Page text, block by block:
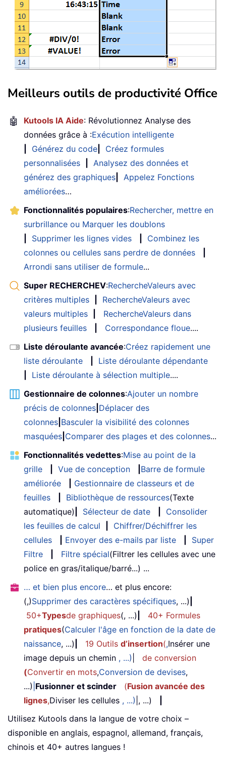
Meilleurs outils de productivité Office
🤖 Kutools IA Aide: Révolutionnez Analyse des
données grâce à :Exécution intelligente
Générez du code
Créez formules
personnalisées
Analysez des données et
générez des graphiques
Appelez Fonctions
améliorées…
Fonctionnalités populaires:Rechercher, mettre en
surbrillance ou Marquer les doublons
Supprimer les lignes vides
Combinez les
colonnes ou cellules sans perdre de données
Arrondi sans utiliser de formule...
Super RECHERCHEV:RechercheValeurs avec
critères multiples
RechercheValeurs avec
valeurs multiples
RechercheValeurs dans
plusieurs feuilles
Correspondance floue....
Liste déroulante avancée:Créez rapidement une
liste déroulante
Liste déroulante dépendante
Liste déroulante à sélection multiple....
Gestionnaire de colonnes:Ajouter un nombre
précis de colonnes Déplacer des
colonnes Basculer la visibilité des colonnes
masquées Comparer des plages et des colonnes...
Fonctionnalités vedettes:Mise au point de la
grille
Vue de conception
Barre de formule
améliorée
Gestionnaire de classeurs et de
feuilles
Bibliothèque de ressources(Texte
automatique)
Sélecteur de date
Consolider
les feuilles de calcul
Chiffrer/Déchiffrer les
cellules
Envoyer des e-mails par liste
Super
Filtre
Filtre spécial(Filtrer les cellules avec une
police en gras/italique/barré...) ...
… et bien plus encore… et plus encore:
(,)Supprimer des caractères spécifiques, ...)
50+Typesde graphiques(, ...)
40+ Formules
pratiques(Calculer l'âge en fonction de la date de
naissance, ...) 19 Outils d’insertion(,Insérer une
image depuis un chemin , ...)
de conversion
(Convertir en mots,Conversion de devises,
...) Fusionner et scinder (Fusion avancée des
lignes,Diviser les cellules , ...) |, ...)
Utilisez Kutools dans la langue de votre choix –
disponible en anglais, espagnol, allemand, français,
chinois et 40+ autres langues !